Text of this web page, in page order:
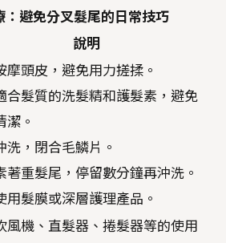
：避免分叉髮尾的日常技巧
說明
摩頭皮，避免用力搓揉。
合髮質的洗髮精和護髮素，避免
潔。
洗，閉合毛鱗片。
著重髮尾，停留數分鐘再沖洗。
用髮膜或深層護理產品。
風機、直髮器、捲髮器等的使用